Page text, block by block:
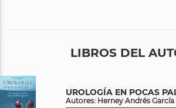
LIBROS DEL
UROLOGÍA EN POCAS
Autores: Herney Andrés